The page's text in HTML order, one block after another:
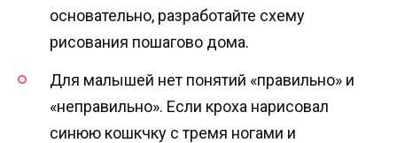
основательно, разработайте схему
рисования пошагово дома.
Для малышей нет понятий «правильно» и
«неправильно». Если кроха нарисовал
синюю кошкчку с тремя ногами и